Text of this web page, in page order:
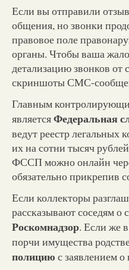
Если вы отправили
общения, но звонки
правовое поле
органы. Чтобы ваша
детализацию звонков от
скриншоты СМС-
Главным
являетсяФедеральная
ведут реестр легальных
их на сотни тысяч
ФССП можно онлайн
обязательно прикрепив
Если коллекторы
рассказывают соседям
Роскомнадзор. Если же
порчи имущества
полицию с заявлением